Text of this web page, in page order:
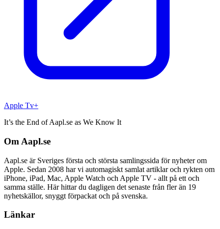
Apple Tv+
It’s the End of Aapl.se as We Know It
Om Aapl.se
Aapl.se är Sveriges första och största samlingssida för nyheter om
Apple. Sedan 2008 har vi automagiskt samlat artiklar och rykten om
iPhone, iPad, Mac, Apple Watch och Apple TV - allt på ett och
samma ställe. Här hittar du dagligen det senaste från fler än 19
nyhetskällor, snyggt förpackat och på svenska.
Länkar